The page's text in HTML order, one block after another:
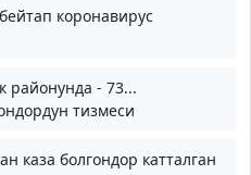
коронавирус
районунда - 73...
тизмеси
каза болгондор катталган